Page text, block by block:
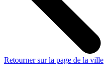
Retourner sur la page de la ville